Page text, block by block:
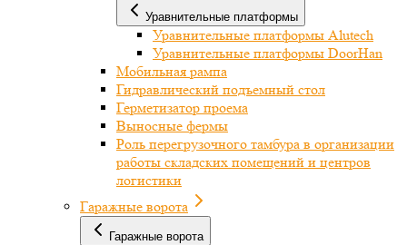
Уравнительные платформы
Уравнительные платформы Alutech
Уравнительные платформы DoorHan
Мобильная рампа
Гидравлический подъемный стол
Герметизатор проема
Выносные фермы
Роль перегрузочного тамбура в организации
работы складских помещений и центров
логистики
Гаражные ворота
Гаражные ворота